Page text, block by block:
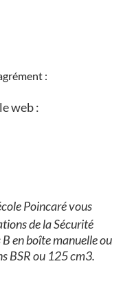
:
web :
Poincaré vous
de la Sécurité
en boîte manuelle ou
BSR ou 125 cm3.